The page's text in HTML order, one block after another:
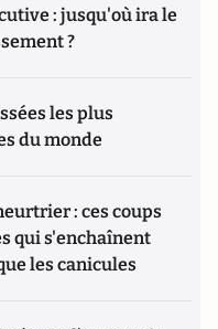
: jusqu'où ira le
?
les plus
du monde
: ces coups
qui s'enchaînent
les canicules